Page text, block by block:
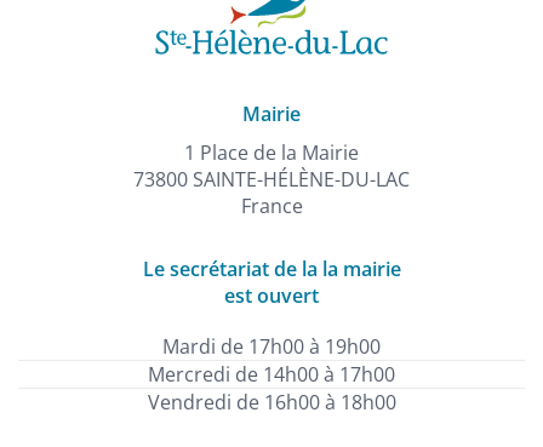
Mairie
1 Place de la Mairie
73800 SAINTE-HÉLÈNE-DU-LAC
France
Le secrétariat de la la mairie
est ouvert
Mardi de 17h00 à 19h00
Mercredi de 14h00 à 17h00
Vendredi de 16h00 à 18h00